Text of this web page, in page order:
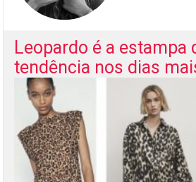
Leopardo é a estampa
tendência nos dias